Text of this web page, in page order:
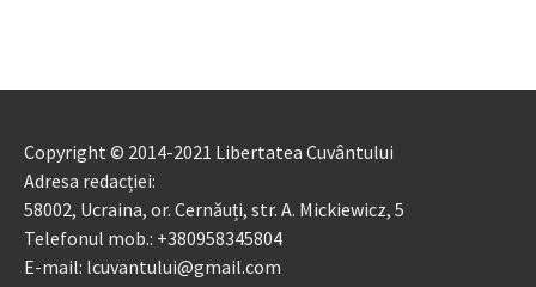
Copyright © 2014-2021 Libertatea Cuvântului
Adresa redacției:
58002, Ucraina, or. Cernăuți, str. A. Mickiewicz, 5
Telefonul mob.: +380958345804
E-mail: lcuvantului@gmail.com